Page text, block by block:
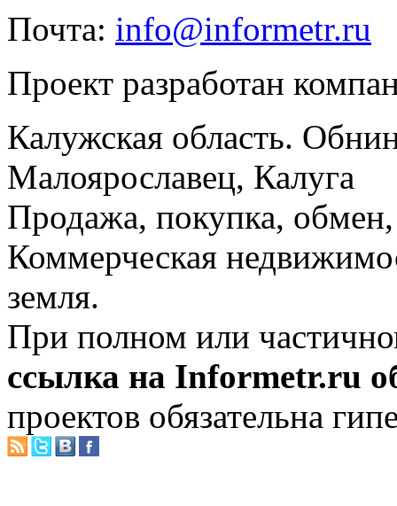
Почта: info@informetr.ru
Проект разработан
Калужская область.
Малоярославец, Калуга
Продажа, покупка, обмен,
Коммерческая
земля.
При полном или
ссылка на Informetr.ru
проектов обязательна